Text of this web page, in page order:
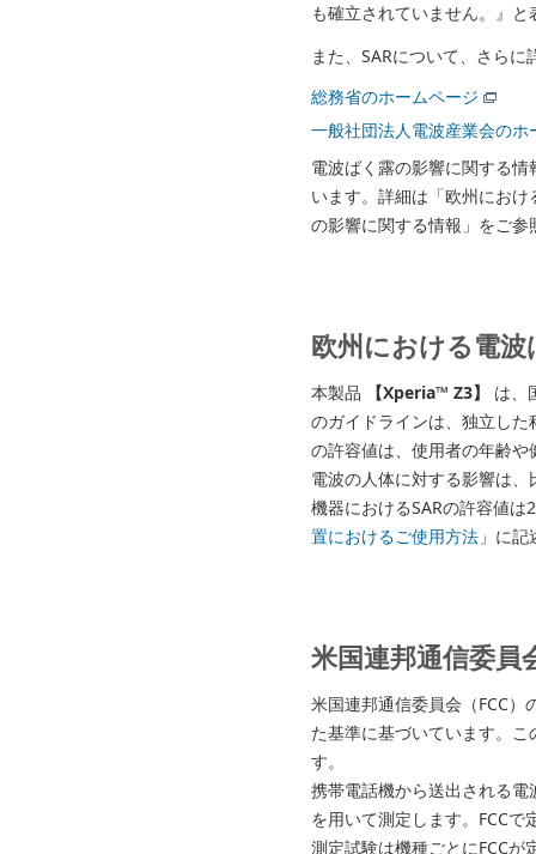
も確立されていません。』
また、SARについて、さら
総務省のホームページ
一般社団法人電波産業会のホ
電波ばく露の影響に関する
います。詳細は「欧州にお
の影響に関する情報」をご参
欧州における電
本製品 【Xperia™ Z3】
は、
のガイドラインは、独立し
の許容値は、使用者の年齢
電波の人体に対する影響は
機器におけるSARの許容値
置におけるご使用方法 」に
米国連邦通信委員
米国連邦通信委員会（FCC
た基準に基づいています。
す。
携帯電話機から送出される
を用いて測定します。FCC
測定試験は機種ごとにFCC